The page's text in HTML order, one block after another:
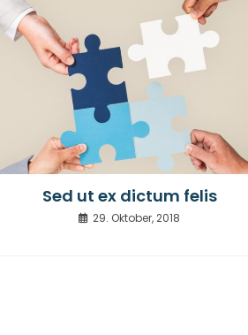
Sed ut ex dictum felis
29. Oktober, 2018